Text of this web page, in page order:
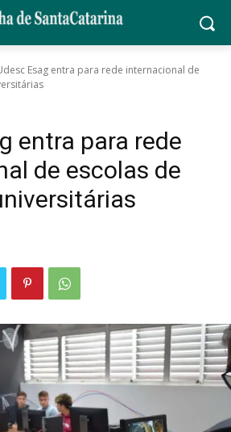
Esag entra para rede internacional de
entra para rede
de escolas de